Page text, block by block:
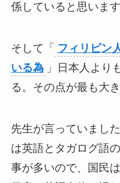
係していると思います
そして「 フィリピン
いる為 」日本人より
る。その点が最も大
先生が言っていまし
は英語とタガログ語
事が多いので、国民